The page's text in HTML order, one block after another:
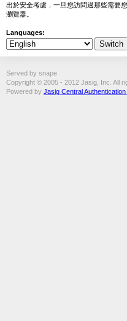
出於安全考慮，一旦您訪問過那些需要
瀏覽器。
Languages:
Served by snape
Copyright © 2005 - 2012 Jasig, Inc. All
Powered by Jasig Central